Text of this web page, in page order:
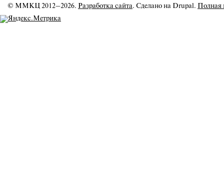
© ММКЦ 2012–2026. Разработка сайта. Сделано на Drupal. Полная